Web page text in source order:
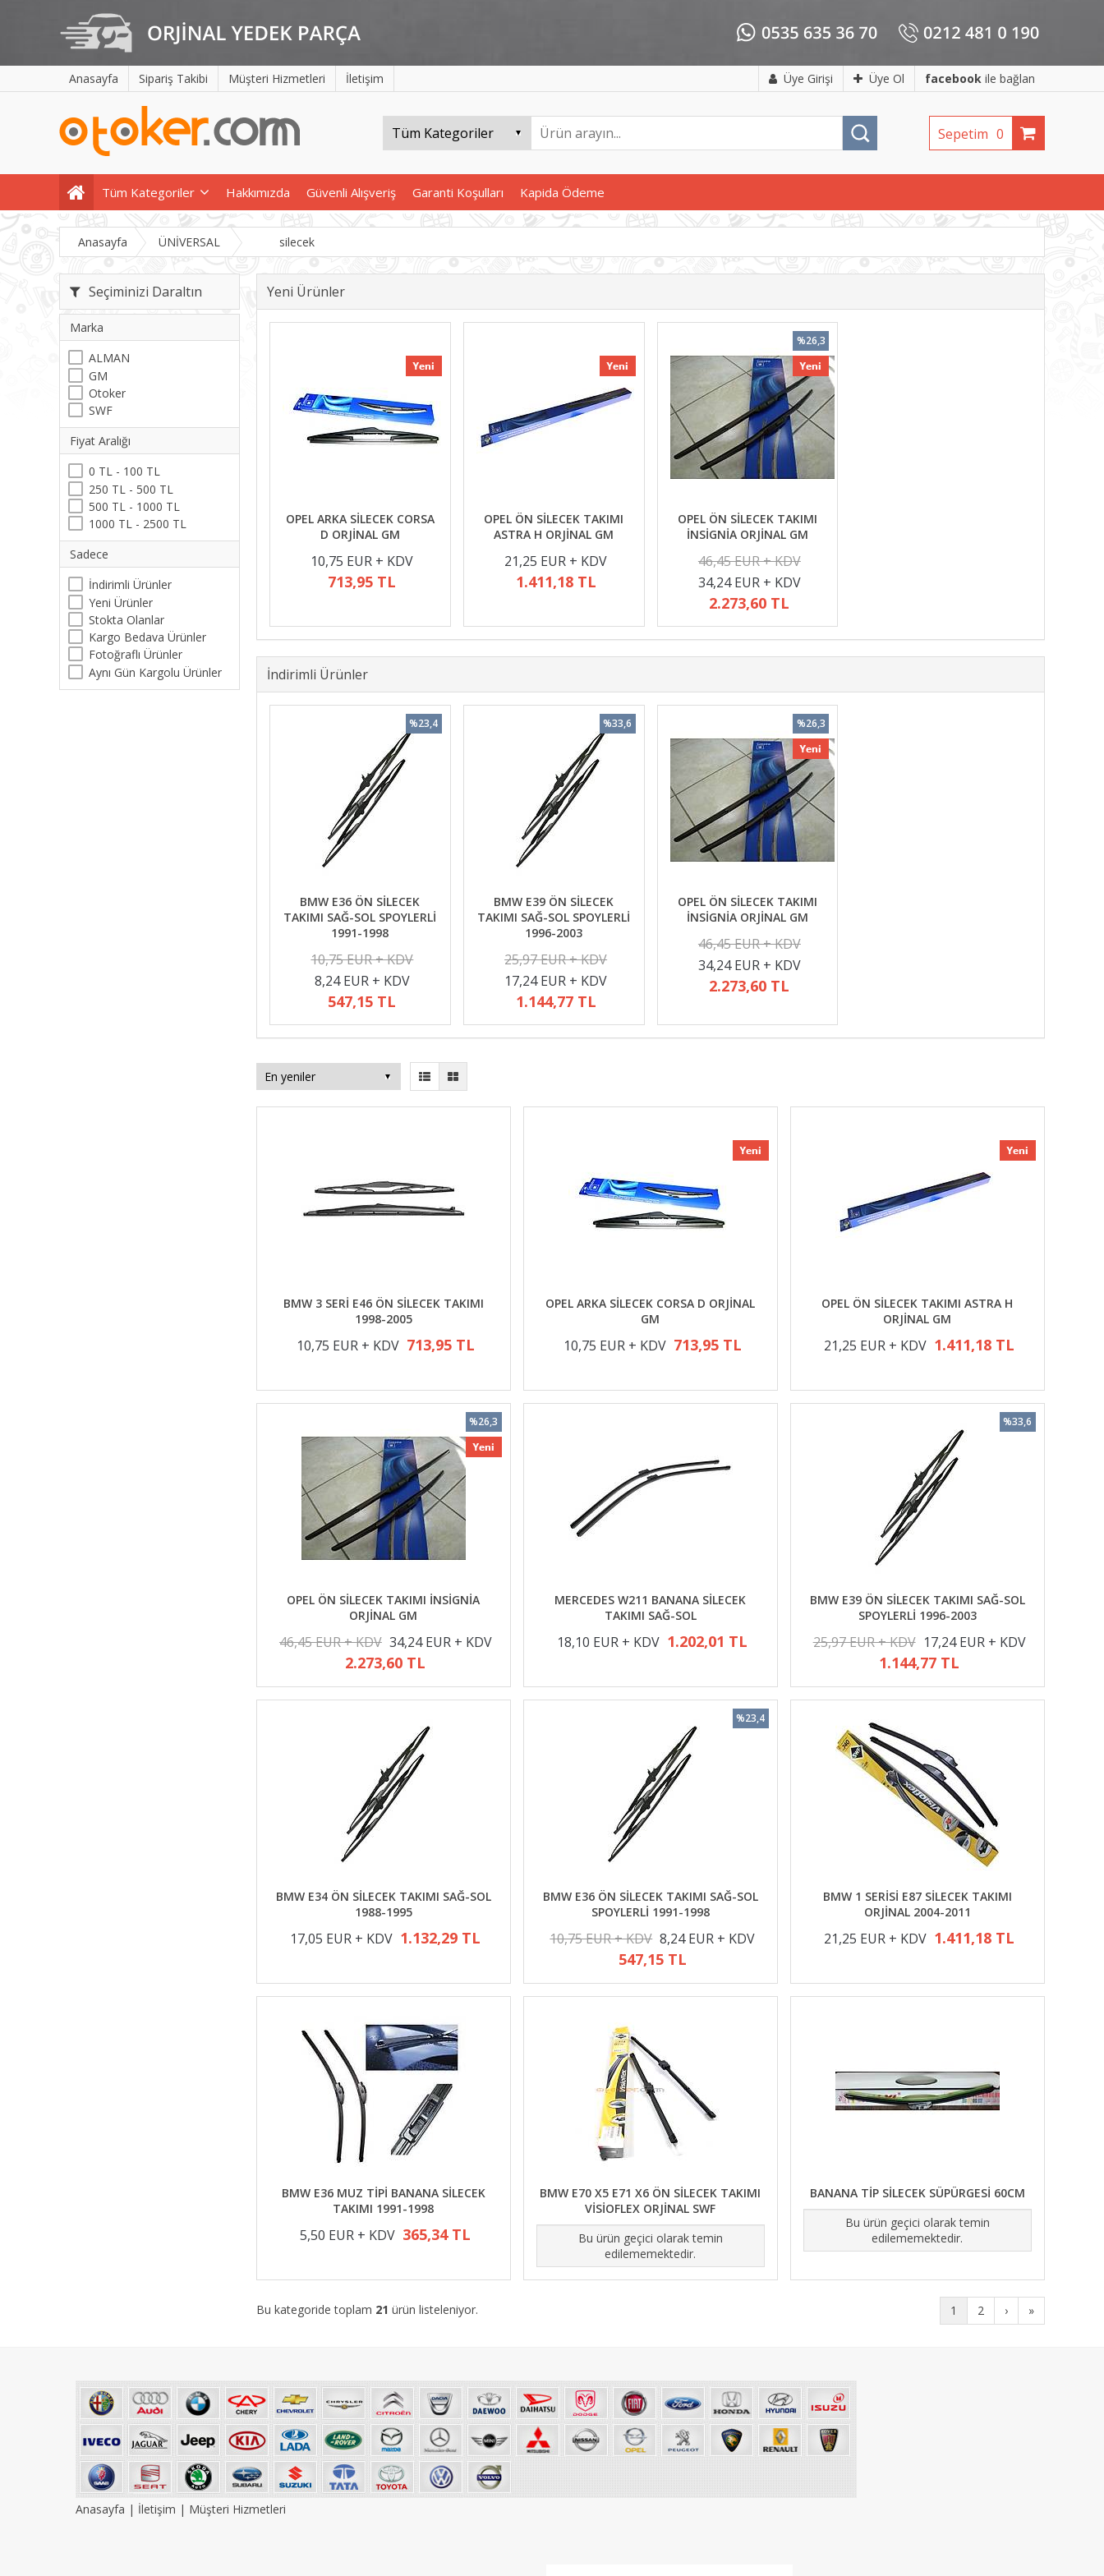
Anasayfa Sipariş Takibi Müşteri Hizmetleri İletişim Üye Girişi Üye Ol facebook ile bağlan
Sepetim 0
Tüm Kategoriler Hakkımızda Güvenli Alışveriş Garanti Koşulları Kapida Ödeme
Anasayfa ÜNİVERSAL silecek
Seçiminizi Daraltın
Marka
ALMAN
GM
Otoker
SWF
Fiyat Aralığı
0 TL - 100 TL
250 TL - 500 TL
500 TL - 1000 TL
1000 TL - 2500 TL
Sadece
İndirimli Ürünler
Yeni Ürünler
Stokta Olanlar
Kargo Bedava Ürünler
Fotoğraflı Ürünler
Aynı Gün Kargolu Ürünler
Yeni Ürünler
OPEL ARKA SİLECEK CORSA
D ORJİNAL GM
10,75 EUR + KDV
713,95 TL
OPEL ÖN SİLECEK TAKIMI
ASTRA H ORJİNAL GM
21,25 EUR + KDV
1.411,18 TL
OPEL ÖN SİLECEK TAKIMI
İNSİGNİA ORJİNAL GM
46,45 EUR + KDV
34,24 EUR + KDV
2.273,60 TL
%26,3
İndirimli Ürünler
BMW E36 ÖN SİLECEK
TAKIMI SAĞ-SOL SPOYLERLİ
1991-1998
10,75 EUR + KDV
8,24 EUR + KDV
547,15 TL
%23,4
BMW E39 ÖN SİLECEK
TAKIMI SAĞ-SOL SPOYLERLİ
1996-2003
25,97 EUR + KDV
17,24 EUR + KDV
1.144,77 TL
%33,6
OPEL ÖN SİLECEK TAKIMI
İNSİGNİA ORJİNAL GM
46,45 EUR + KDV
34,24 EUR + KDV
2.273,60 TL
%26,3
BMW 3 SERİ E46 ÖN SİLECEK TAKIMI
1998-2005
10,75 EUR + KDV 713,95 TL
OPEL ARKA SİLECEK CORSA D ORJİNAL
GM
10,75 EUR + KDV 713,95 TL
OPEL ÖN SİLECEK TAKIMI ASTRA H
ORJİNAL GM
21,25 EUR + KDV 1.411,18 TL
OPEL ÖN SİLECEK TAKIMI İNSİGNİA
ORJİNAL GM
46,45 EUR + KDV 34,24 EUR + KDV
2.273,60 TL
%26,3
MERCEDES W211 BANANA SİLECEK
TAKIMI SAĞ-SOL
18,10 EUR + KDV 1.202,01 TL
BMW E39 ÖN SİLECEK TAKIMI SAĞ-SOL
SPOYLERLİ 1996-2003
25,97 EUR + KDV 17,24 EUR + KDV
1.144,77 TL
%33,6
BMW E34 ÖN SİLECEK TAKIMI SAĞ-SOL
1988-1995
17,05 EUR + KDV 1.132,29 TL
BMW E36 ÖN SİLECEK TAKIMI SAĞ-SOL
SPOYLERLİ 1991-1998
10,75 EUR + KDV 8,24 EUR + KDV
547,15 TL
%23,4
BMW 1 SERİSİ E87 SİLECEK TAKIMI
ORJİNAL 2004-2011
21,25 EUR + KDV 1.411,18 TL
BMW E36 MUZ TİPİ BANANA SİLECEK
TAKIMI 1991-1998
5,50 EUR + KDV 365,34 TL
BMW E70 X5 E71 X6 ÖN SİLECEK TAKIMI
VİSİOFLEX ORJİNAL SWF
Bu ürün geçici olarak temin
edilememektedir.
BANANA TİP SİLECEK SÜPÜRGESİ 60CM
Bu ürün geçici olarak temin
edilememektedir.
Bu kategoride toplam 21 ürün listeleniyor. 1 2 › »
Anasayfa | İletişim | Müşteri Hizmetleri